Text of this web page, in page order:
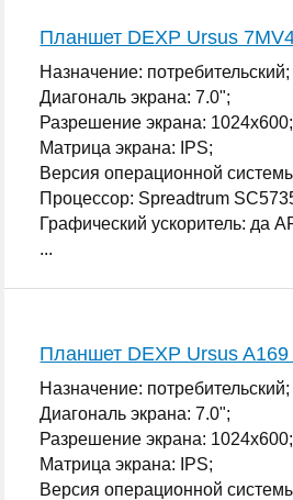
Планшет DEXP Ursus
Назначение: потребительский;
Диагональ экрана: 7.0";
Разрешение экрана: 1024x600;
Матрица экрана: IPS;
Версия операционной
Процессор: Spreadtrum
Графический ускоритель: да
...
Планшет DEXP Ursus
Назначение: потребительский;
Диагональ экрана: 7.0";
Разрешение экрана: 1024x600;
Матрица экрана: IPS;
Версия операционной